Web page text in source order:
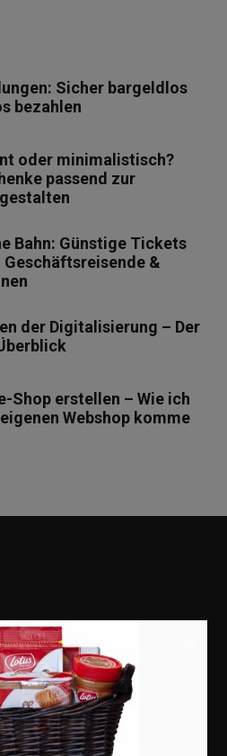
Sicher bargeldlos
bezahlen
oder minimalistisch?
passend zur
Bahn: Günstige Tickets
Geschäftsreisende &
der Digitalisierung – Der
Shop erstellen – Wie ich
Webshop komme